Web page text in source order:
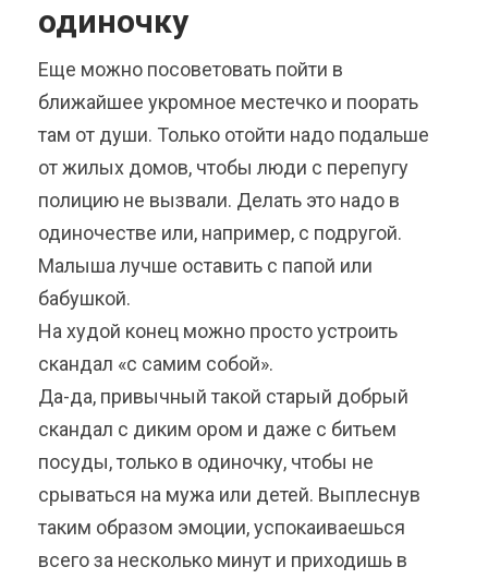
одиночку
Еще можно посоветовать пойти в
ближайшее укромное местечко и поорать
там от души. Только отойти надо подальше
от жилых домов, чтобы люди с перепугу
полицию не вызвали. Делать это надо в
одиночестве или, например, с подругой.
Малыша лучше оставить с папой или
бабушкой.
На худой конец можно просто устроить
скандал «с самим собой».
Да-да, привычный такой старый добрый
скандал с диким ором и даже с битьем
посуды, только в одиночку, чтобы не
срываться на мужа или детей. Выплеснув
таким образом эмоции, успокаиваешься
всего за несколько минут и приходишь в